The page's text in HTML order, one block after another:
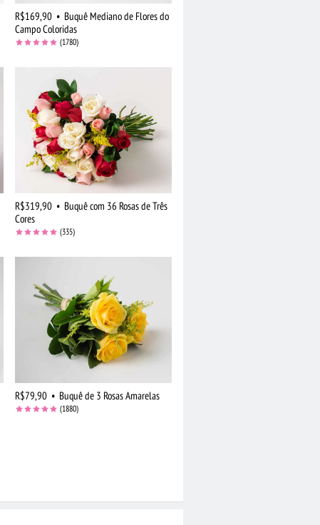
R$169,90 • Buquê Mediano de Flores do
Campo Coloridas
(1780)
R$319,90 • Buquê com 36 Rosas de Três
Cores
(335)
R$79,90 • Buquê de 3 Rosas Amarelas
(1880)